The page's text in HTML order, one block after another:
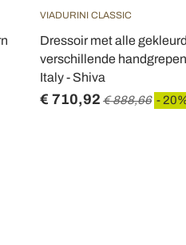
VIADURINI CLASSIC
Dressoir met alle
verschillende
Italy - Shiva
€ 710,92 € 888,66 -